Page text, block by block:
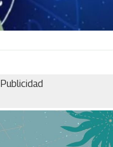
Publicidad